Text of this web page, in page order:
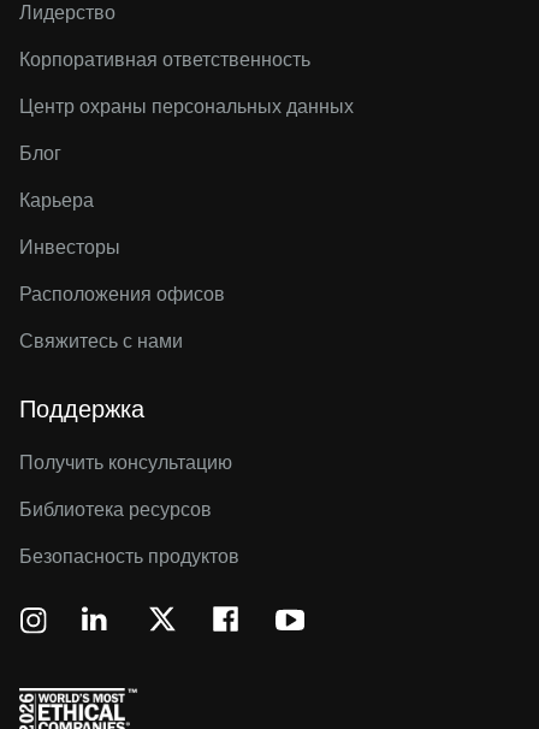
Лидерство
Корпоративная ответственность
Центр охраны персональных данных
Блог
Карьера
Инвесторы
Расположения офисов
Свяжитесь с нами
Поддержка
Получить консультацию
Библиотека ресурсов
Безопасность продуктов